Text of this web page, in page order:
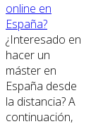
online en
España?
¿Interesado en
hacer un
máster en
España desde
la distancia? A
continuación,